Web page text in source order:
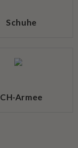
Schuhe
CH-Armee